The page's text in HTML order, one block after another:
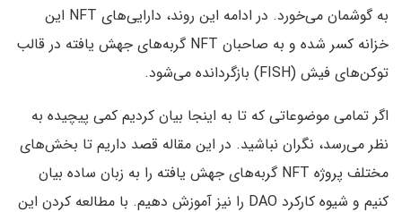
به گوشمان می‌خورد. در ادامه این روند، دارایی‌های NFT این
خزانه کسر شده و به صاحبان NFT گربه‌های جهش یافته در قالب
توکن‌های فیش (FISH) بازگردانده می‌شود.
اگر تمامی موضوعاتی که تا به اینجا بیان کردیم کمی پیچیده به
نظر می‌رسد، نگران نباشید. در این مقاله قصد داریم تا بخش‌های
مختلف پروژه NFT گربه‌های جهش یافته را به زبان ساده بیان
کنیم و شیوه کارکرد DAO‌ را نیز آموزش دهیم. با مطالعه کردن این